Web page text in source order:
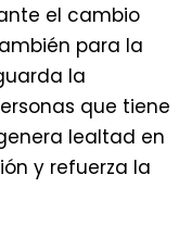
el cambio
para la
la
que tiene
lealtad en
y refuerza la